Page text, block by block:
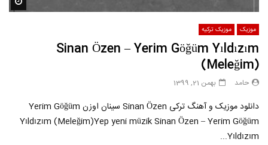
موزیک موزیک ترکیه
Sinan Özen – Yerim Göğüm Yıldızım
(Meleğim)
حامد بهمن 21, 1399
دانلود موزیک و آهنگ ترکی Sinan Özen سينان اوزن Yerim Göğüm
Yıldızım (Meleğim)Yep yeni müzik Sinan Özen – Yerim Göğüm
Yıldızım...